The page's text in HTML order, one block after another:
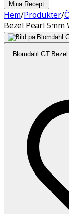
Mina Recept
Hem/Produkter/
Bezel Pearl 5mm
Blomdahl GT